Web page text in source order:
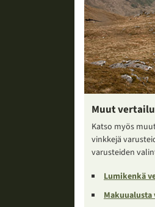
Muut
Katso myös
vinkkejä
varusteiden
Lumikenkä